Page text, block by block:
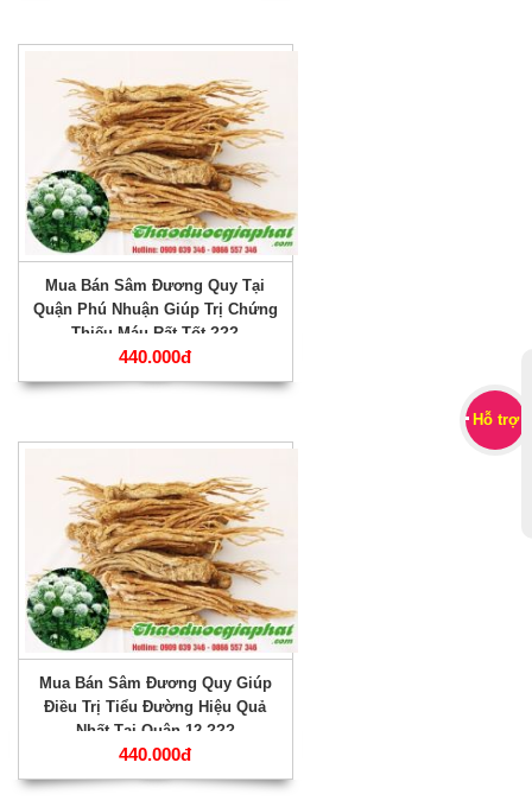
Mua Bán Sâm Đương Quy Tại
Quận Phú Nhuận Giúp Trị Chứng
Thiếu Máu Rất Tốt ???
440.000đ
Mua Bán Sâm Đương Quy Giúp
Điều Trị Tiểu Đường Hiệu Quả
Nhất Tại Quận 12 ???
440.000đ
Hỗ trợ